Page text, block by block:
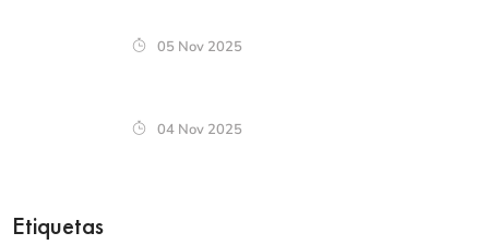
05 Nov 2025
04 Nov 2025
Etiquetas